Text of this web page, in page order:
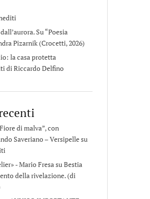
Su “Poesia
Pizarnik (Crocetti, 2026)
la casa protetta
di Riccardo Delfino
di malva”, con
Saveriano – Versipellesu
- Mario FresasuBestia
della rivelazione. (di